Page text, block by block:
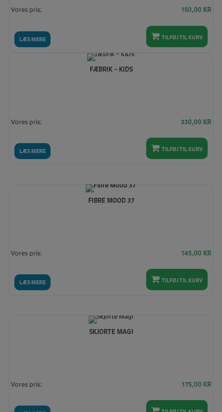
LÆS MERE
Vores pris: 150,00 KR
TILFØJ TIL KURV
FÆBRIK – KIDS
LÆS MERE
Vores pris: 330,00 KR
TILFØJ TIL KURV
FIBRE MOOD 37
LÆS MERE
Vores pris: 145,00 KR
TILFØJ TIL KURV
SKJORTE MAGI
Vores pris: 175,00 KR